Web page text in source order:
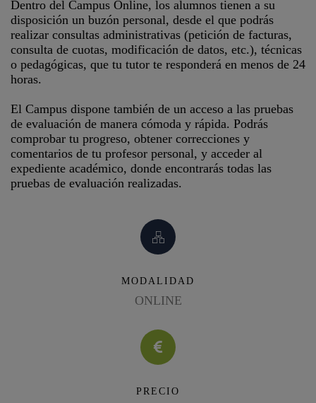
Dentro del Campus Online, los alumnos tienen a su
disposición un buzón personal, desde el que podrás
realizar consultas administrativas (petición de facturas,
consulta de cuotas, modificación de datos, etc.), técnicas
o pedagógicas, que tu tutor te responderá en menos de 24
horas.
El Campus dispone también de un acceso a las pruebas
de evaluación de manera cómoda y rápida. Podrás
comprobar tu progreso, obtener correcciones y
comentarios de tu profesor personal, y acceder al
expediente académico, donde encontrarás todas las
pruebas de evaluación realizadas.
MODALIDAD
ONLINE
PRECIO